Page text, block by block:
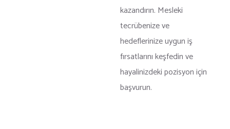
kazandırın. Mesleki
tecrübenize ve
hedeflerinize uygun iş
fırsatlarını keşfedin ve
hayalinizdeki pozisyon için
başvurun.